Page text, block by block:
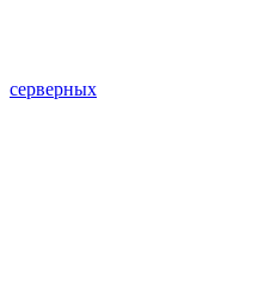
серверных